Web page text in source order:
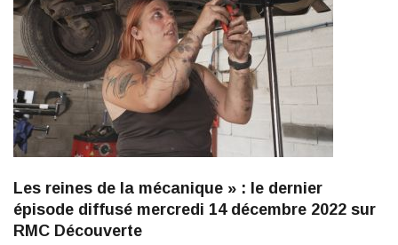
Les reines de la mécanique » : le dernier
épisode diffusé mercredi 14 décembre 2022 sur
RMC Découverte